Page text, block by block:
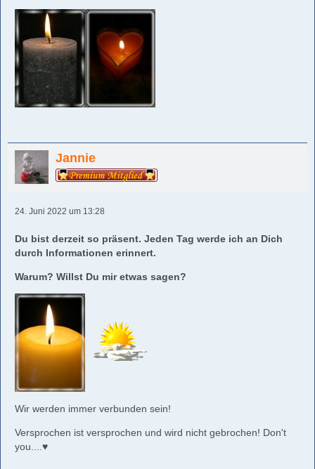
Jannie
24. Juni 2022 um 13:28
Du bist derzeit so präsent. Jeden Tag werde ich an Dich
durch Informationen erinnert.
Warum? Willst Du mir etwas sagen?
Wir werden immer verbunden sein!
Versprochen ist versprochen und wird nicht gebrochen! Don't
you....♥️